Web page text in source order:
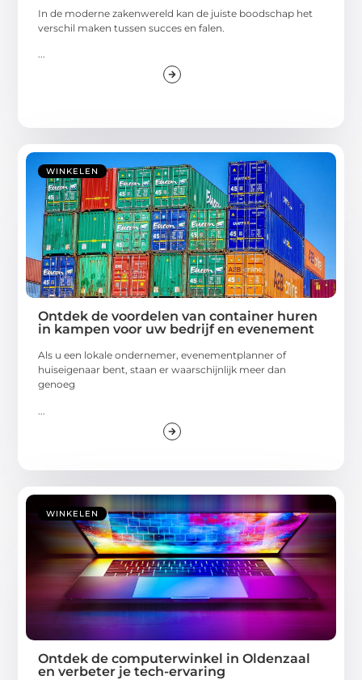
In de moderne zakenwereld kan de juiste boodschap het
verschil maken tussen succes en falen.
...
WINKELEN
Ontdek de voordelen van container huren
in kampen voor uw bedrijf en evenement
Als u een lokale ondernemer, evenementplanner of
huiseigenaar bent, staan er waarschijnlijk meer dan
genoeg
WINKELEN
Ontdek de computerwinkel in Oldenzaal
en verbeter je tech-ervaring